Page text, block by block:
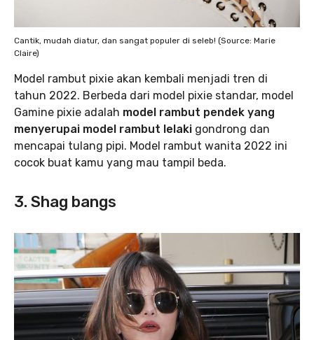
Cantik, mudah diatur, dan sangat populer di seleb! (Source: Marie
Claire)
Model rambut pixie akan kembali menjadi tren di
tahun 2022. Berbeda dari model pixie standar, model
Gamine pixie adalah model rambut pendek yang
menyerupai model rambut lelaki gondrong dan
mencapai tulang pipi. Model rambut wanita 2022 ini
cocok buat kamu yang mau tampil beda.
3. Shag bangs